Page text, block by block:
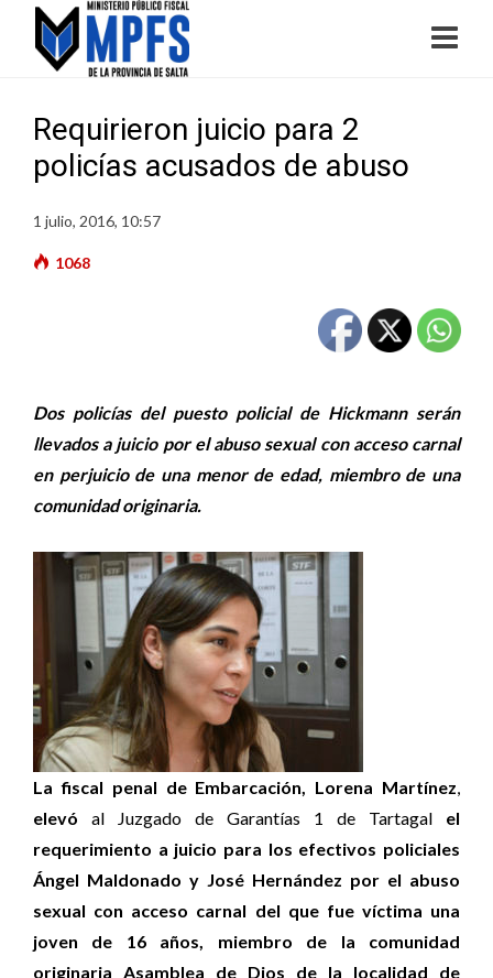
Requirieron juicio para 2
policías acusados de abuso
1 julio, 2016, 10:57
1068
Dos policías del puesto policial de Hickmann serán
llevados a juicio por el abuso sexual con acceso carnal
en perjuicio de una menor de edad, miembro de una
comunidad originaria.
La fiscal penal de Embarcación, Lorena Martínez,
elevó al Juzgado de Garantías 1 de Tartagal el
requerimiento a juicio para los efectivos policiales
Ángel Maldonado y José Hernández por el abuso
sexual con acceso carnal del que fue víctima una
joven de 16 años, miembro de la comunidad
originaria Asamblea de Dios de la localidad de